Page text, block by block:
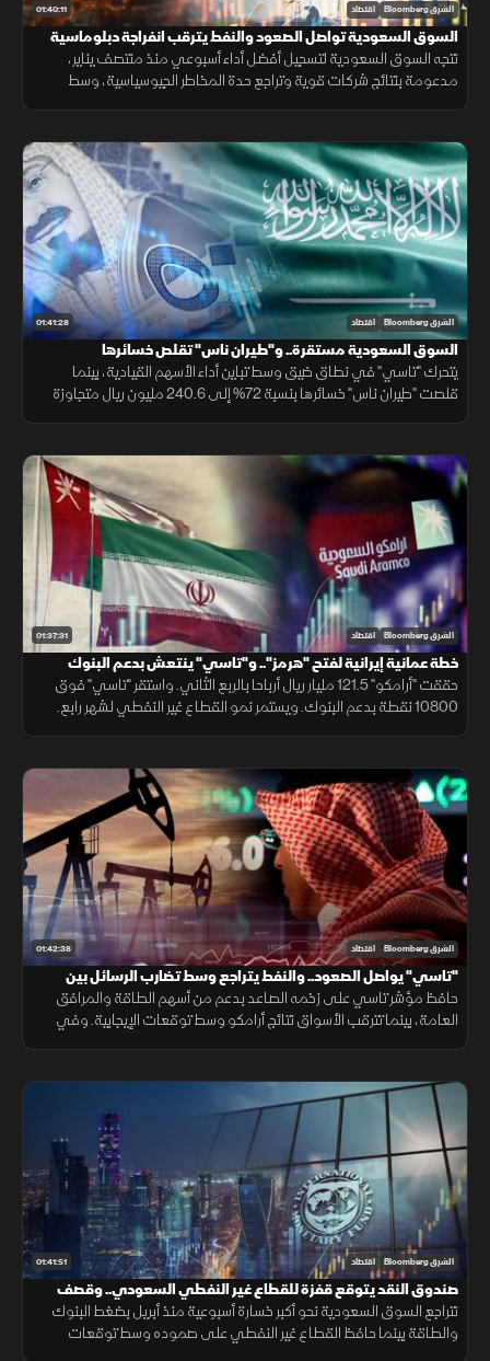
01:40:11 الشرق Bloomberg اقتصاد
السوق السعودية تواصل الصعود والنفط يترقب انفراجة دبلوماسية
تتجه السوق السعودية لتسجيل أفضل أداء أسبوعي منذ منتصف يناير،
مدعومة بنتائج شركات قوية وتراجع حدة المخاطر الجيوسياسية، وسط
01:41:28 الشرق Bloomberg اقتصاد
السوق السعودية مستقرة.. و"طيران ناس" تقلص خسائرها
يتحرك "تاسي" في نطاق ضيق وسط تباين أداء الأسهم القيادية، بينما
قلصت "طيران ناس" خسائرها بنسبة 72% إلى 240.6 مليون ريال متجاوزة
01:37:31 الشرق Bloomberg اقتصاد
خطة عمانية إيرانية لفتح "هرمز".. و"تاسي" ينتعش بدعم البنوك
وأرباح "أرامكو"
حققت "أرامكو" 121.5 مليار ريال أرباحا بالربع الثاني. واستقر "تاسي" فوق
10800 نقطة بدعم البنوك. ويستمر نمو القطاع غير النفطي لشهر رابع.
01:42:38 الشرق Bloomberg اقتصاد
"تاسي" يواصل الصعود.. والنفط يتراجع وسط تضارب الرسائل بين
واشنطن وطهران
حافظ مؤشر تاسي على زخمه الصاعد بدعم من أسهم الطاقة والمرافق
العامة، بينما تترقب الأسواق نتائج أرامكو وسط توقعات الإيجابية. وفي
01:41:51 الشرق Bloomberg اقتصاد
صندوق النقد يتوقع قفزة للقطاع غير النفطي السعودي.. وقصف
أميركي على إيران
تتراجع السوق السعودية نحو أكبر خسارة أسبوعية منذ أبريل بضغط البنوك
والطاقة بينما حافظ القطاع غير النفطي على صموده وسط توقعات